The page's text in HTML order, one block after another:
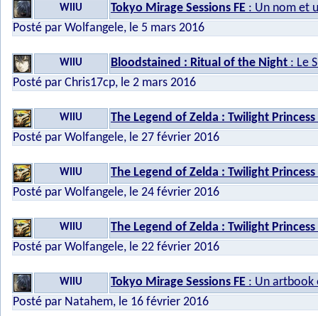
WIIU Tokyo Mirage Sessions FE : Un nom et
Posté par Wolfangele, le 5 mars 2016
WIIU Bloodstained : Ritual of the Night : Le
Posté par Chris17cp, le 2 mars 2016
WIIU
The Legend of Zelda : Twilight Princess
Posté par Wolfangele, le 27 février 2016
WIIU
The Legend of Zelda : Twilight Princess
Posté par Wolfangele, le 24 février 2016
WIIU
The Legend of Zelda : Twilight Princess
Posté par Wolfangele, le 22 février 2016
WIIU Tokyo Mirage Sessions FE : Un artbook
Posté par Natahem, le 16 février 2016